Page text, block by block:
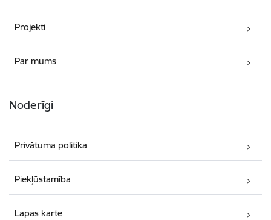
Projekti
Par mums
Noderīgi
Privātuma politika
Piekļūstamība
Lapas karte